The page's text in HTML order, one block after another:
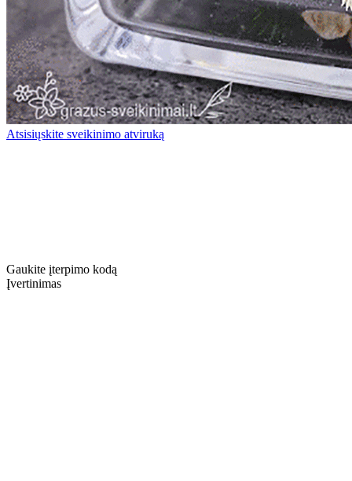
Atsisiųskite sveikinimo atviruką
Gaukite įterpimo kodą
Įvertinimas